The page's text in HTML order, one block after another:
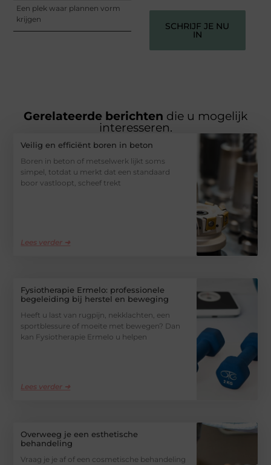
Een plek waar plannen vorm
krijgen
SCHRIJF JE NU
IN
Gerelateerde berichten die u mogelijk
interesseren.
Veilig en efficiënt boren in beton
Boren in beton of metselwerk lijkt soms
simpel, totdat u merkt dat een standaard
boor vastloopt, scheef trekt
Lees verder ➜
Fysiotherapie Ermelo: professionele
begeleiding bij herstel en beweging
Heeft u last van rugpijn, nekklachten, een
sportblessure of moeite met bewegen? Dan
kan Fysiotherapie Ermelo u helpen
Lees verder ➜
Overweeg je een esthetische
behandeling
Vraag je je af of een cosmetische behandeling